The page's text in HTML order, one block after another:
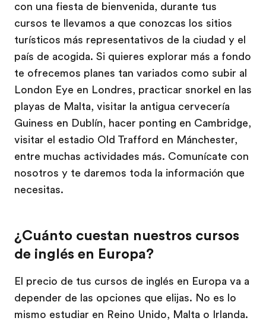
con una fiesta de bienvenida, durante tus
cursos te llevamos a que conozcas los sitios
turísticos más representativos de la ciudad y el
país de acogida. Si quieres explorar más a fondo
te ofrecemos planes tan variados como subir al
London Eye en Londres, practicar snorkel en las
playas de Malta, visitar la antigua cervecería
Guiness en Dublín, hacer ponting en Cambridge,
visitar el estadio Old Trafford en Mánchester,
entre muchas actividades más. Comunícate con
nosotros y te daremos toda la información que
necesitas.
¿Cuánto cuestan nuestros cursos
de inglés en Europa?
El precio de tus cursos de inglés en Europa va a
depender de las opciones que elijas. No es lo
mismo estudiar en Reino Unido, Malta o Irlanda.